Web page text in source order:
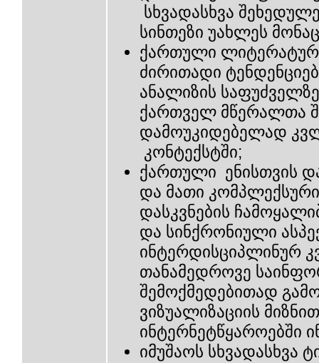
სხვადასხვა
სინთეზი უახლეს
ქართული
ძირითადი
ანალიზის
ქართველ მწერალთა
დამოუკიდებელად
კონტექსტში;
ქართული ენისთვის
და მათი
დასკვნების
და სინქრონიული
ინტერდისციპლინურ
თანამედროვე
შემოქმედებითად
ვიზუალიზაციის
ინტერნეტწყაროებში
იმუშაოს სხვადასხვა